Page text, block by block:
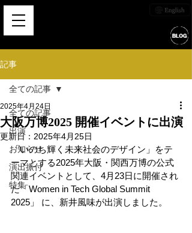
記事
全ての記事
出演
お知らせ
演出振付
特集
全ての記事
大阪万博2025 開催イベントに出演
2025年4月24日
更新日： 2025年4月25日
「いのち輝く未来社会のデザイン」をテ
ーマとする2025年大阪・関西万博の公式
関連イベントとして、4月23日に開催され
た「Women in Tech Global Summit
2025」 に、新井風味が出演しました。